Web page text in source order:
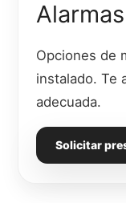
Alarmas
Opciones de
instalado. Te
adecuada.
Solicitar